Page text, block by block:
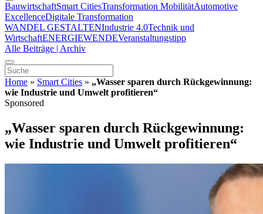
BauwirtschaftSmart CitiesTransformation MobilitätAutomotive
ExcellenceDigitale Transformation
WANDEL GESTALTENIndustrie 4.0Technik und
WirtschaftENERGIEWENDEVeranstaltungstipp
Alle Beiträge | Archiv
Home » Smart Cities » „Wasser sparen durch Rückgewinnung:
wie Industrie und Umwelt profitieren“
Sponsored
„Wasser sparen durch Rückgewinnung:
wie Industrie und Umwelt profitieren“